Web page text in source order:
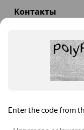
Контакты
Пн—Сб 09:00 –
TeploExpert.com